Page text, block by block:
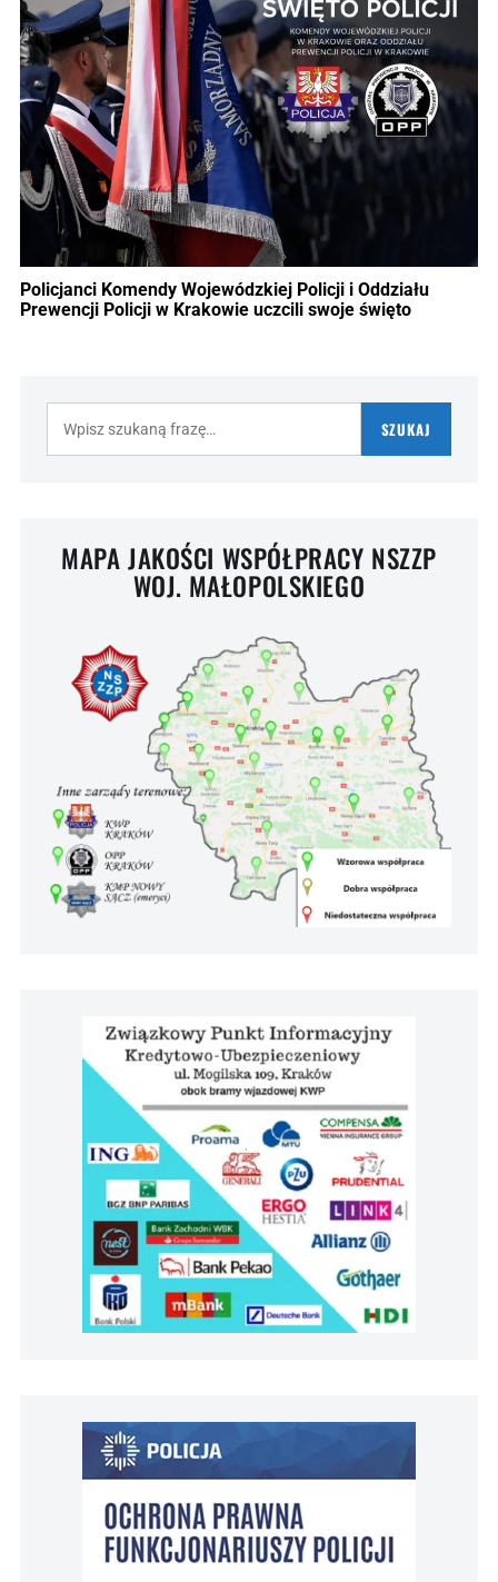
Policjanci Komendy Wojewódzkiej Policji i Oddziału
Prewencji Policji w Krakowie uczcili swoje święto
SZUKAJ
MAPA JAKOŚCI WSPÓŁPRACY NSZZP
WOJ. MAŁOPOLSKIEGO